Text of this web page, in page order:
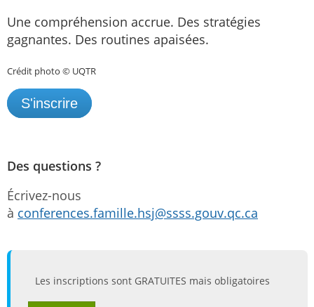
Une compréhension accrue. Des stratégies
gagnantes. Des routines apaisées.
Crédit photo © UQTR
S'inscrire
Des questions ?
Écrivez-nous
à conferences.famille.hsj@ssss.gouv.qc.ca
Les inscriptions sont GRATUITES mais obligatoires